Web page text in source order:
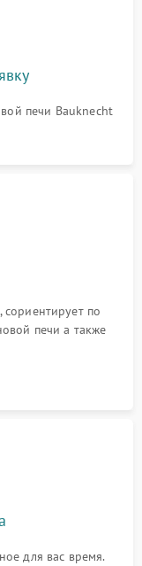
печи Bauknecht
по
печи а также
для вас время.